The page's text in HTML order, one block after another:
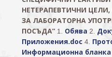
НЕТЕРАПЕВТИЧНИ
ЗА ЛАБОРАТОРНА
ПОСЪДА” 1. Обява 2.
Приложения.doc 4.
Информационна